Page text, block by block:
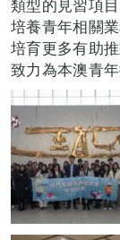
類型的見習項
培養青年相關
培育更多有助
致力為本澳青